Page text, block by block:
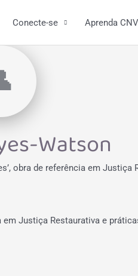
Conecte-se Aprenda CNV
Watson
obra de referência em
em Justiça Restaurativa e